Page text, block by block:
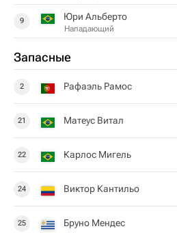
9 Юри Альберто
Нападающий
Запасные
2 Рафаэль Рамос
21 Матеус Витал
22 Карлос Мигель
24 Виктор Кантильо
25 Бруно Мендес